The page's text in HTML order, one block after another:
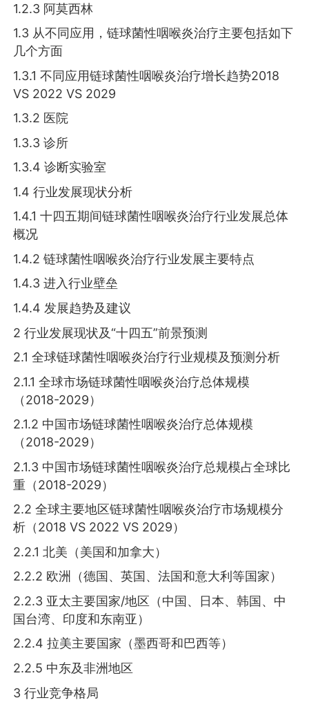
1.2.3 阿莫西林
1.3 从不同应用，链球菌性咽喉炎治疗主要包括如下
几个方面
1.3.1 不同应用链球菌性咽喉炎治疗增长趋势2018
VS 2022 VS 2029
1.3.2 医院
1.3.3 诊所
1.3.4 诊断实验室
1.4 行业发展现状分析
1.4.1 十四五期间链球菌性咽喉炎治疗行业发展总体
概况
1.4.2 链球菌性咽喉炎治疗行业发展主要特点
1.4.3 进入行业壁垒
1.4.4 发展趋势及建议
2 行业发展现状及“十四五”前景预测
2.1 全球链球菌性咽喉炎治疗行业规模及预测分析
2.1.1 全球市场链球菌性咽喉炎治疗总体规模
（2018-2029）
2.1.2 中国市场链球菌性咽喉炎治疗总体规模
（2018-2029）
2.1.3 中国市场链球菌性咽喉炎治疗总规模占全球比
重（2018-2029）
2.2 全球主要地区链球菌性咽喉炎治疗市场规模分
析（2018 VS 2022 VS 2029）
2.2.1 北美（美国和加拿大）
2.2.2 欧洲（德国、英国、法国和意大利等国家）
2.2.3 亚太主要国家/地区（中国、日本、韩国、中
国台湾、印度和东南亚）
2.2.4 拉美主要国家（墨西哥和巴西等）
2.2.5 中东及非洲地区
3 行业竞争格局